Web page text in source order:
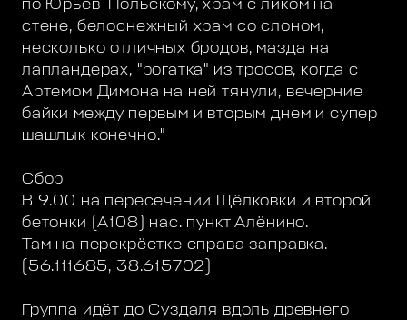
по Юрьев-Польскому, храм с ликом на
стене, белоснежный храм со слоном,
несколько отличных бродов, мазда на
лапландерах, "рогатка" из тросов, когда с
Артемом Димона на ней тянули, вечерние
байки между первым и вторым днем и супер
шашлык конечно."
Сбор
В 9.00 на пересечении Щёлковки и второй
бетонки (А108) нас. пункт Алёнино.
Там на перекрёстке справа заправка.
(56.111685, 38.615702)
Группа идёт до Суздаля вдоль древнего